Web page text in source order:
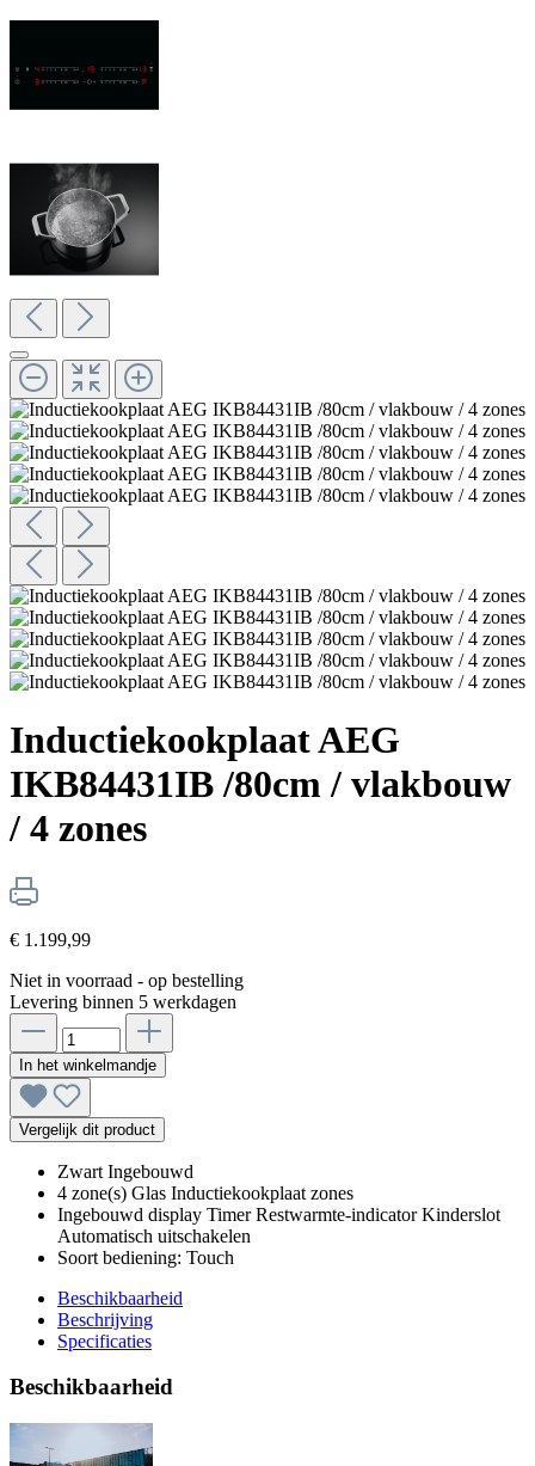
Inductiekookplaat AEG
IKB84431IB /80cm / vlakbouw
/ 4 zones
€ 1.199,99
Niet in voorraad - op bestelling
Levering binnen 5 werkdagen
In het winkelmandje
Vergelijk dit product
Zwart Ingebouwd
4 zone(s) Glas Inductiekookplaat zones
Ingebouwd display Timer Restwarmte-indicator Kinderslot
Automatisch uitschakelen
Soort bediening: Touch
Beschikbaarheid
Beschrijving
Specificaties
Beschikbaarheid